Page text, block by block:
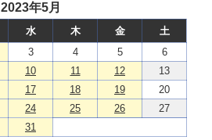
2023年5月
水 木 金
土
3 4 5
6
10 11 12
13
17 18 19
20
24 25 26
27
31